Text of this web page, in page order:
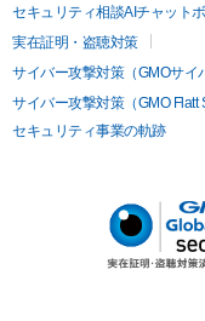
セキュリティ相談AIチャット
実在証明・盗聴対策
サイバー攻撃対策（GMOサイ
サイバー攻撃対策（GMO Flatt
セキュリティ事業の軌跡